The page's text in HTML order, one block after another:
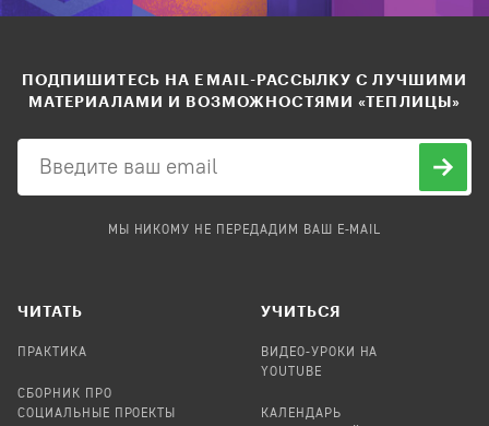
ПОДПИШИТЕСЬ НА EMAIL-РАССЫЛКУ С ЛУЧШИМИ
МАТЕРИАЛАМИ И ВОЗМОЖНОСТЯМИ «ТЕПЛИЦЫ»
МЫ НИКОМУ НЕ ПЕРЕДАДИМ ВАШ E-MAIL
ЧИТАТЬ
ПРАКТИКА
СБОРНИК ПРО
СОЦИАЛЬНЫЕ ПРОЕКТЫ
УЧИТЬСЯ
ВИДЕО-УРОКИ НА
YOUTUBE
КАЛЕНДАРЬ